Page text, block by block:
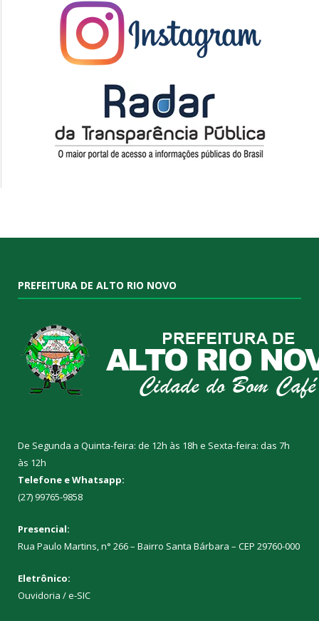
PREFEITURA DE ALTO RIO NOVO
De Segunda a Quinta-feira: de 12h às 18h e Sexta-feira: das 7h
às 12h
Telefone e Whatsapp:
(27) 99765-9858
Presencial:
Rua Paulo Martins, n° 266 – Bairro Santa Bárbara – CEP 29760-000
Eletrônico:
Ouvidoria /e-SIC